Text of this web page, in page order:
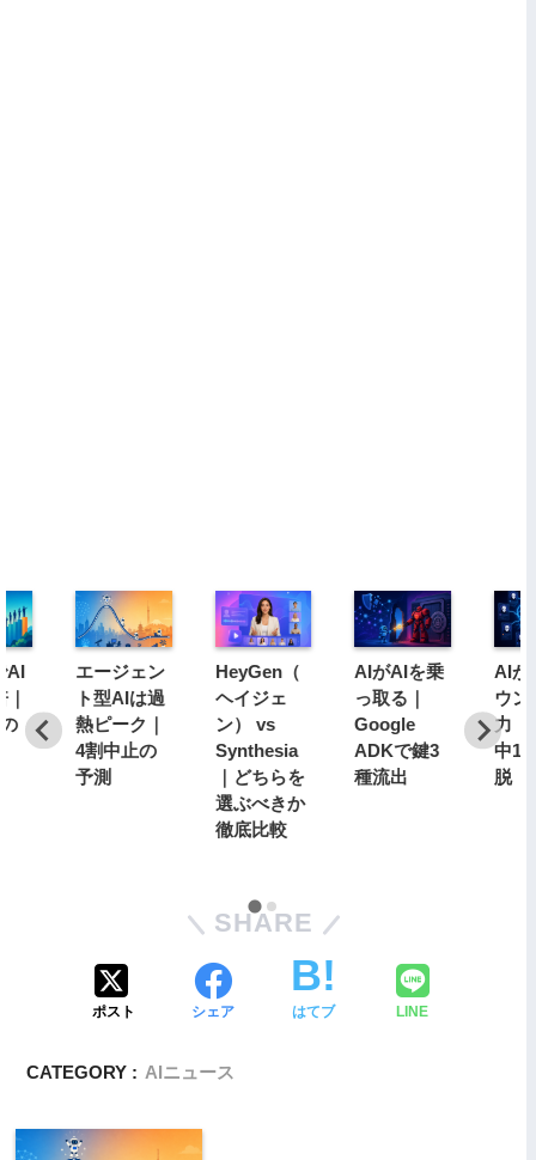
AI
エージェン
ト型AIは過
熱ピーク｜
4割中止の
予測
HeyGen（
ヘイジェ
ン） vs
Synthesia
｜どちらを
選ぶべきか
徹底比較
AIがAIを乗
っ取る｜
Google
ADKで鍵3
種流出
AIが
ウン
力｜
中19
脱
SHARE
ポスト シェア はてブ LINE
CATEGORY : AIニュース